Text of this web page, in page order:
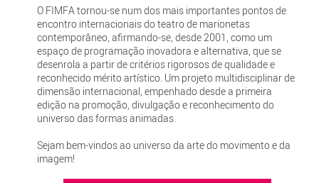
O FIMFA tornou-se num dos mais importantes pontos de
encontro internacionais do teatro de marionetas
contemporâneo, afirmando-se, desde 2001, como um
espaço de programação inovadora e alternativa, que se
desenrola a partir de critérios rigorosos de qualidade e
reconhecido mérito artístico. Um projeto multidisciplinar de
dimensão internacional, empenhado desde a primeira
edição na promoção, divulgação e reconhecimento do
universo das formas animadas.
Sejam bem-vindos ao universo da arte do movimento e da
imagem!